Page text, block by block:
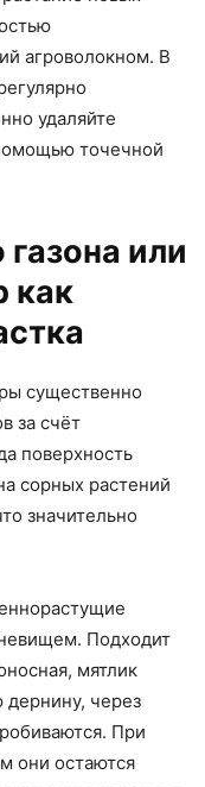
агроволокном. В
удаляйте
точечной
или
как
существенно
за счёт
поверхность
сорных растений
значительно
Подходит
мятлик
дернину, через
При
они остаются